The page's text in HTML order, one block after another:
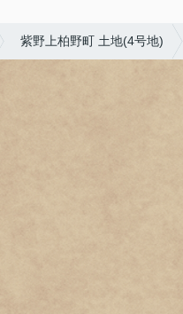
紫野上柏野町 土地(4号地)